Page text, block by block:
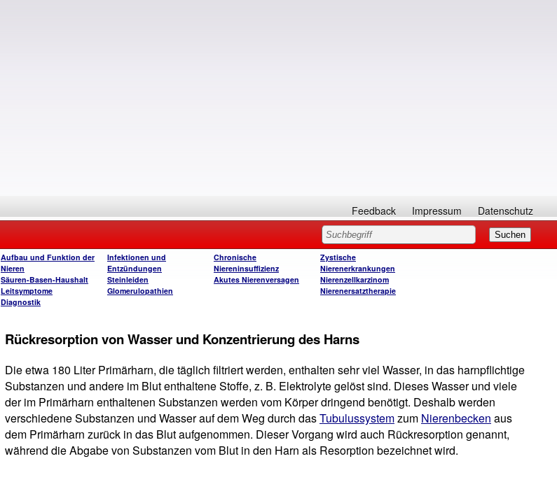
Feedback Impressum Datenschutz
Aufbau und Funktion der
Nieren
Säuren-Basen-Haushalt
Leitsymptome
Diagnostik
Infektionen und
Entzündungen
Steinleiden
Glomerulopathien
Chronische
Niereninsuffizienz
Akutes Nierenversagen
Zystische
Nierenerkrankungen
Nierenzellkarzinom
Nierenersatztherapie
Rückresorption von Wasser und Konzentrierung des Harns
Die etwa 180 Liter Primärharn, die täglich filtriert werden, enthalten sehr viel Wasser, in das harnpflichtige
Substanzen und andere im Blut enthaltene Stoffe, z. B. Elektrolyte gelöst sind. Dieses Wasser und viele
der im Primärharn enthaltenen Substanzen werden vom Körper dringend benötigt. Deshalb werden
verschiedene Substanzen und Wasser auf dem Weg durch dasTubulussystemzum Nierenbecken aus
dem Primärharn zurück in das Blut aufgenommen. Dieser Vorgang wird auch Rückresorption genannt,
während die Abgabe von Substanzen vom Blut in den Harn als Resorption bezeichnet wird.